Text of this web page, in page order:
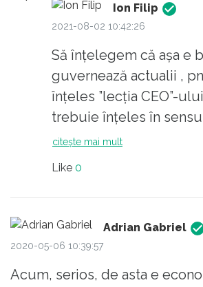
Ion Filip
2021-08-02 10:42:26
Să înțelegem că așa e
guvernează actualii ,
înțeles ”lecția CEO”-
trebuie înțeles în
(CEO-ul) era atent la
economist, avea
lua măsuri din timp
un crah. Dar avea
bine cu psd dar cu
citește mai mult
Like 0
Adrian Gabriel
2020-05-06 10:39:57
Acum, serios, de asta e